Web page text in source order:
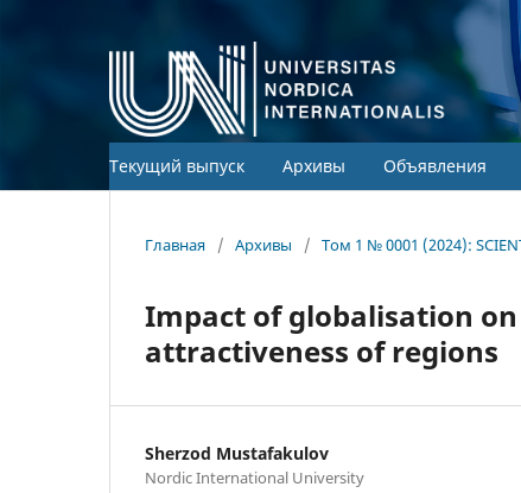
Текущий выпуск Архивы Объявления
Главная / Архивы / Том 1 № 0001 (2024):
Impact of globalisation
attractiveness of regions
Sherzod Mustafakulov
Nordic International University